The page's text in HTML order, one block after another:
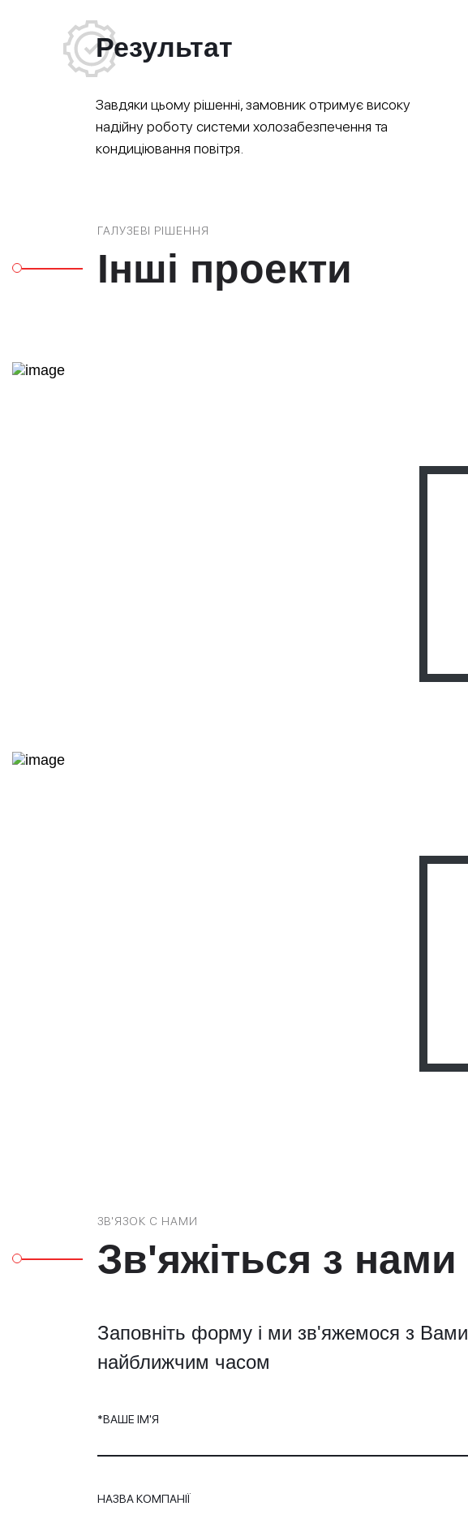
Результат
Завдяки цьому рішенні, замовник отримує високу
надійну роботу системи холозабезпечення та
кондиціювання повітря.
ГАЛУЗЕВІ РІШЕННЯ
Інші проекти
ЗВ'ЯЗОК С НАМИ
Зв'яжіться з нами
Заповніть форму і ми зв'яжемося з Вами
найближчим часом
*ВАШЕ ІМ'Я
НАЗВА КОМПАНІЇ